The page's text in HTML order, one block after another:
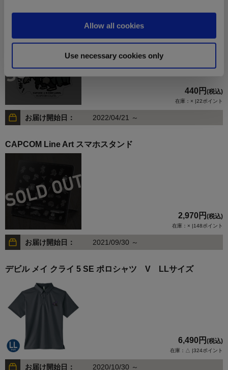
Allow all cookies
Use necessary cookies only
440円 (税込)
在庫：× |22ポイント
お届け開始日： 2022/04/21 ～
CAPCOM Line Art スマホスタンド
2,970円 (税込)
在庫：× |148ポイント
お届け開始日： 2021/09/30 ～
デビル メイ クライ 5 SE ポロシャツ V LLサイズ
6,490円 (税込)
在庫：△ |324ポイント
お届け開始日： 2020/10/30 ～